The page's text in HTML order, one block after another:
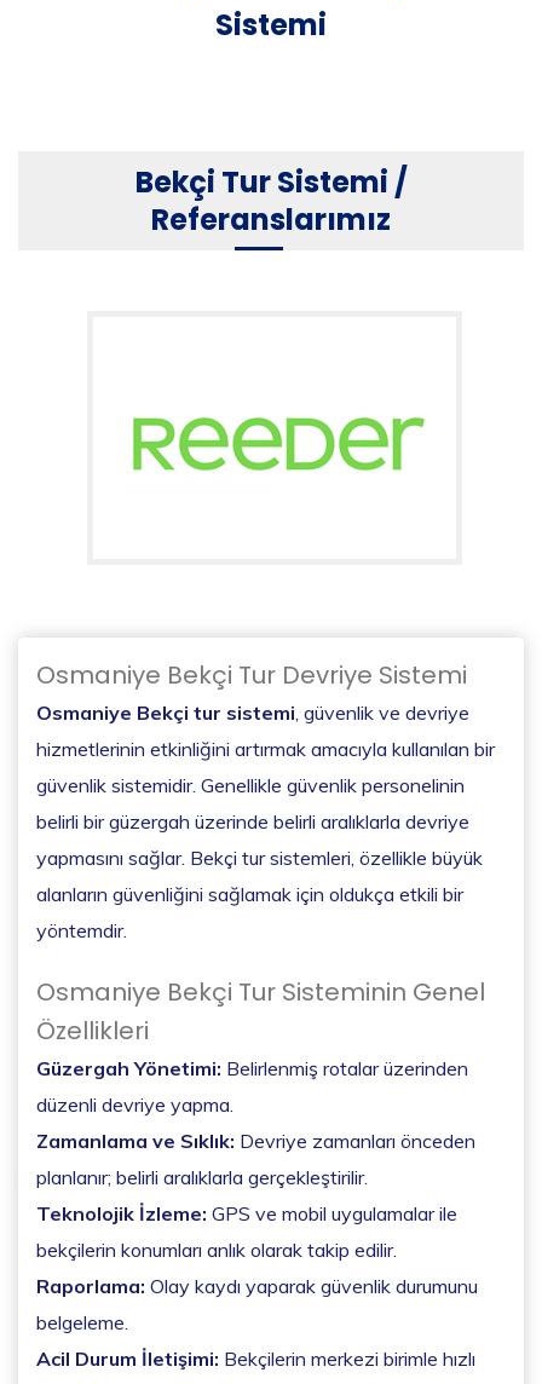
Sistemi
Bekçi Tur Sistemi /
Referanslarımız
Osmaniye Bekçi Tur Devriye Sistemi
Osmaniye Bekçi tur sistemi, güvenlik ve devriye
hizmetlerinin etkinliğini artırmak amacıyla kullanılan bir
güvenlik sistemidir. Genellikle güvenlik personelinin
belirli bir güzergah üzerinde belirli aralıklarla devriye
yapmasını sağlar. Bekçi tur sistemleri, özellikle büyük
alanların güvenliğini sağlamak için oldukça etkili bir
yöntemdir.
Osmaniye Bekçi Tur Sisteminin Genel
Özellikleri
Güzergah Yönetimi: Belirlenmiş rotalar üzerinden
düzenli devriye yapma.
Zamanlama ve Sıklık: Devriye zamanları önceden
planlanır; belirli aralıklarla gerçekleştirilir.
Teknolojik İzleme: GPS ve mobil uygulamalar ile
bekçilerin konumları anlık olarak takip edilir.
Raporlama: Olay kaydı yaparak güvenlik durumunu
belgeleme.
Acil Durum İletişimi: Bekçilerin merkezi birimle hızlı